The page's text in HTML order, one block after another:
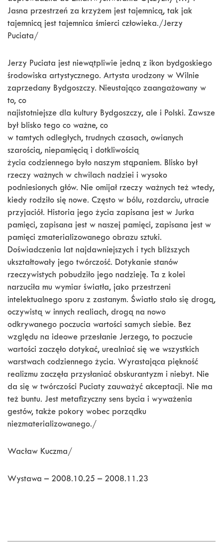
Jasna przestrzeń za krzyżem jest tajemnicą, tak jak
tajemnicą jest tajemnica śmierci człowieka./Jerzy
Puciata/
Jerzy Puciata jest niewątpliwie jedną z ikon bydgoskiego
środowiska artystycznego. Artysta urodzony w Wilnie
zaprzedany Bydgoszczy. Nieustająco zaangażowany w
to, co
najistotniejsze dla kultury Bydgoszczy, ale i Polski. Zawsze
był blisko tego co ważne, co
w tamtych odległych, trudnych czasach, owianych
szarością, niepamięcią i dotkliwością
życia codziennego było naszym stąpaniem. Blisko był
rzeczy ważnych w chwilach nadziei i wysoko
podniesionych głów. Nie omijał rzeczy ważnych też wtedy,
kiedy rodziło się nowe. Często w bólu, rozdarciu, utracie
przyjaciół. Historia jego życia zapisana jest w Jurka
pamięci, zapisana jest w naszej pamięci, zapisana jest w
pamięci zmaterializowanego obrazu sztuki.
Doświadczenia lat najdawniejszych i tych bliższych
ukształtowały jego twórczość. Dotykanie stanów
rzeczywistych pobudziło jego nadzieję. Ta z kolei
narzuciła mu wymiar światła, jako przestrzeni
intelektualnego sporu z zastanym. Światło stało się drogą,
oczywistą w innych realiach, drogą na nowo
odkrywanego poczucia wartości samych siebie. Bez
względu na ideowe przesłanie Jerzego, to poczucie
wartości zaczęło dotykać, urealniać się we wszystkich
warstwach codziennego życia. Wyrastająca piękność
realizmu zaczęła przysłaniać obskurantyzm i niebyt. Nie
da się w twórczości Puciaty zauważyć akceptacji. Nie ma
też buntu. Jest metafizyczny sens bycia i wyważenia
gestów, także pokory wobec porządku
niezmaterializowanego./
Wacław Kuczma/
Wystawa – 2008.10.25 – 2008.11.23